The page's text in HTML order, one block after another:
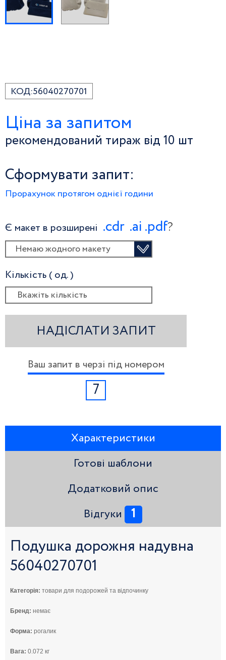
КОД:56040270701
Ціна за запитом
рекомендований тираж від 10 шт
Сформувати запит:
Прорахунок протягом однієї години
Є макет в розширені .сdr .ai .pdf?
Немаю жодного макету
Кількість ( од. )
НАДІСЛАТИ ЗАПИТ
Ваш запит в черзі під номером
7
Характеристики
Готові шаблони
Додатковий опис
Відгуки 1
Подушка дорожня надувна
56040270701
Категорія: товари для подорожей та відпочинку
Бренд: немає
Форма: рогалик
Вага: 0.072 кг